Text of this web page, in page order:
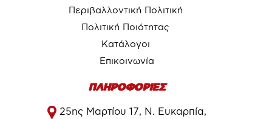
Περιβαλλοντική Πολιτική
Πολιτική Ποιότητας
Κατάλογοι
Επικοινωνία
ΠΛΗΡΟΦΟΡΙΕΣ
25ης Μαρτίου 17, Ν. Ευκαρπία,